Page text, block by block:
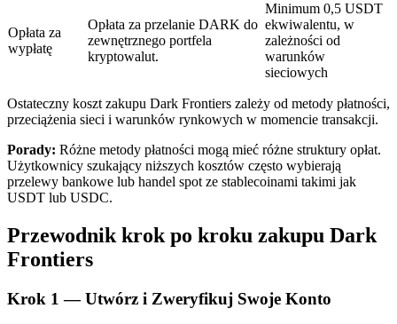
Pożyczki
Usługa pożyczek wspieranych kryptowalutami
Automatyczna inwestycja
Zdobądź długoterminowy zysk i elastyczne zainteresowania
Opłata za
wypłatę
Opłata za przelanie DARK do
zewnętrznego portfela
kryptowalut.
Minimum 0,5 USDT
ekwiwalentu, w
zależności od
warunków
sieciowych
Ostateczny koszt zakupu Dark Frontiers zależy od metody płatności,
przeciążenia sieci i warunków rynkowych w momencie transakcji.
Porady: Różne metody płatności mogą mieć różne struktury opłat.
Użytkownicy szukający niższych kosztów często wybierają
przelewy bankowe lub handel spot ze stablecoinami takimi jak
USDT lub USDC.
Przewodnik krok po kroku zakupu Dark
Frontiers
Krok 1 —Utwórz i Zweryfikuj Swoje Konto